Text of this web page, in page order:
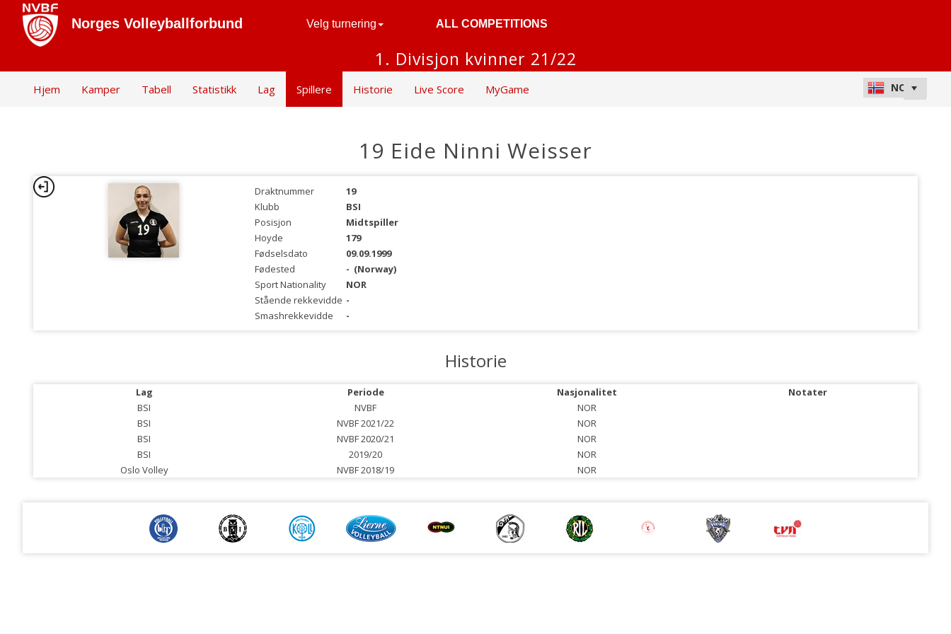
Norges Volleyballforbund Velg turnering ALL COMPETITIONS
1. Divisjon kvinner 21/22
Hjem Kamper Tabell Statistikk Lag Spillere Historie Live Score MyGame
19 Eide Ninni Weisser
Draktnummer
19
Klubb
BSI
Posisjon
Midtspiller
Hoyde
179
Fødselsdato
09.09.1999
Fødested
- (Norway)
Sport Nationality
NOR
Stående rekkevidde -
Smashrekkevidde
-
Historie
Lag Periode Nasjonalitet
Notater
BSI
NVBF
NOR
BSI
NVBF 2021/22
NOR
BSI
NVBF 2020/21
NOR
BSI
2019/20
NOR
Oslo Volley
NVBF 2018/19 NOR